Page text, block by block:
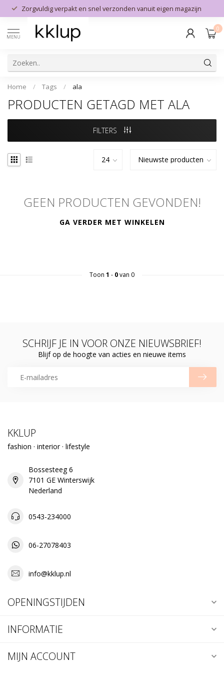
Zorgvuldig verpakt en snel verzonden vanuit eigen magazijn
MENU
0
Home / Tags / ala
PRODUCTEN GETAGD MET ALA
FILTERS
GEEN PRODUCTEN GEVONDEN!
GA VERDER MET WINKELEN
Toon 1 - 0van 0
SCHRIJF JE IN VOOR ONZE NIEUWSBRIEF!
Blijf op de hoogte van acties en nieuwe items
KKLUP
fashion · interior · lifestyle
Bossesteeg 6
7101 GE Winterswijk
Nederland
0543-234000
06-27078403
info@kklup.nl
OPENINGSTIJDEN
INFORMATIE
MIJN ACCOUNT